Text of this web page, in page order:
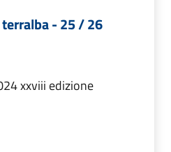
- 25 / 26
xxviii edizione